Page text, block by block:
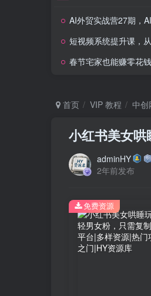
AI外贸实战营27期，AI获客+智
短视频系统提升课，从构图到运镜
春节宅家也能赚零花钱？亲测
首页 VIP 教程 中创
小红书美女
adminHY
2年前发布
免费资源